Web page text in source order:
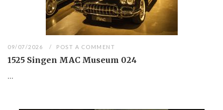
09/07/2026 POST A COMMENT
1525 Singen MAC Museum 024
...